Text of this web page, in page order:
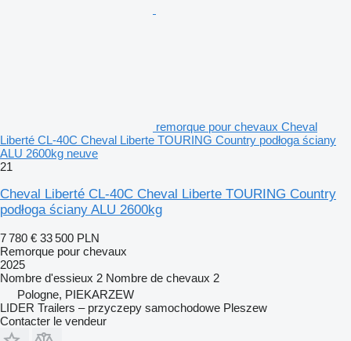
remorque pour chevaux Cheval
Liberté CL-40C Cheval Liberte TOURING Country podłoga ściany
ALU 2600kg neuve
21
Cheval Liberté CL-40C Cheval Liberte TOURING Country
podłoga ściany ALU 2600kg
7 780 € 33 500 PLN
Remorque pour chevaux
2025
Nombre d'essieux 2 Nombre de chevaux 2
Pologne, PIEKARZEW
LIDER Trailers – przyczepy samochodowe Pleszew
Contacter le vendeur